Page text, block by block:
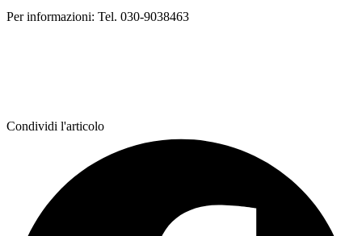
Per informazioni: Tel. 030-9038463
Condividi l'articolo